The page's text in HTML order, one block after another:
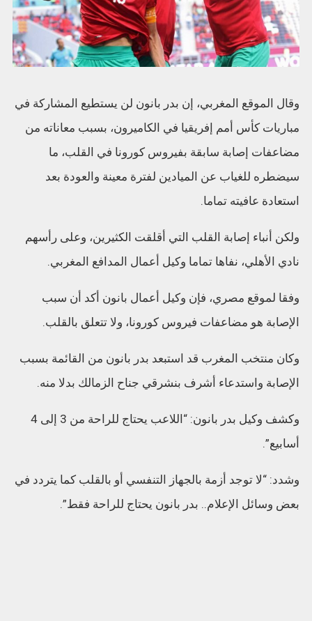
وقال الموقع المغربي، إن بدر بانون لن يستطيع المشاركة في
مباريات كأس أمم إفريقيا في الكاميرون، بسبب معاناته من
مضاعفات إصابة سابقة بفيروس كورونا في القلب، ما
سيضطره للغياب عن الميادين لفترة معينة والعودة بعد
استعادة عافيته تماما.
ولكن أنباء إصابة القلب التي أقلقت الكثيرين، وعلى رأسهم
نادي الأهلي، نفاها تماما وكيل أعمال المدافع المغربي.
وفقا لموقع مصري، فإن وكيل أعمال بانون أكد أن سبب
الإصابة هو مضاعفات فيروس كورونا، ولا تتعلق بالقلب.
وكان منتخب المغرب قد استبعد بدر بانون من القائمة بسبب
الإصابة واستدعاء أشرف بنشرقي جناح الزمالك بدلا منه.
وكشف وكيل بدر بانون: “اللاعب يحتاج للراحة من 3 إلى 4
أسابيع”.
وشدد: “لا توجد أزمة بالجهاز التنفسي أو بالقلب كما يتردد في
بعض وسائل الإعلام.. بدر بانون يحتاج للراحة فقط”.